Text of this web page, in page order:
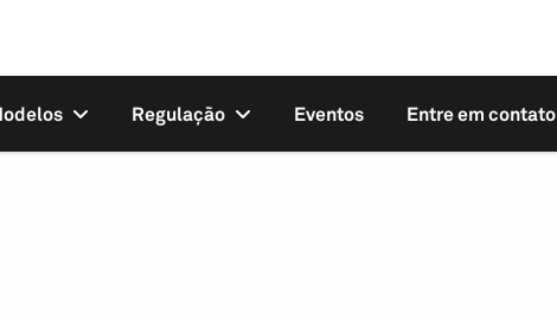
Regulação Eventos Entre em contato